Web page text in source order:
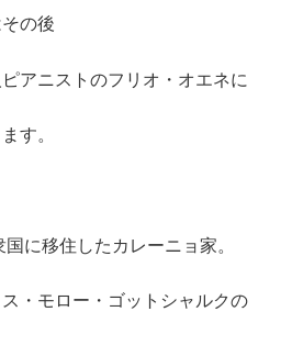
の後
アニストのフリオ・オエネに
す。
に移住したカレーニョ家。
・モロー・ゴットシャルクの